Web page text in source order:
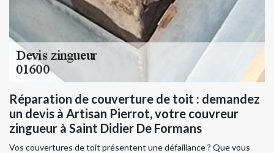
Réparation de couverture de toit : demandez
un devis à Artisan Pierrot, votre couvreur
zingueur à Saint Didier De Formans
Vos couvertures de toit présentent une défaillance ? Que vous